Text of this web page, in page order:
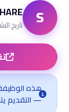
S تاريخ النشر 2026-
— التقديم